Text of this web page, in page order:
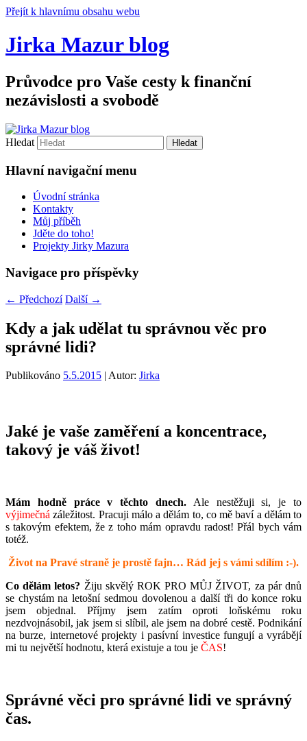
Přejít k hlavnímu obsahu webu
Jirka Mazur blog
Průvodce pro Vaše cesty k finanční
nezávislosti a svobodě
Hledat
Hlavní navigační menu
Úvodní stránka
Kontakty
Můj příběh
Jděte do toho!
Projekty Jirky Mazura
Navigace pro příspěvky
← Předchozí Další →
Kdy a jak udělat tu správnou věc pro
správné lidi?
Publikováno 5.5.2015 | Autor: Jirka
Jaké je vaše zaměření a koncentrace,
takový je váš život!
Mám hodně práce v těchto dnech. Ale nestěžuji si, je to
výjimečná záležitost. Pracuji málo a dělám to, co mě baví a dělám to
s takovým efektem, že z toho mám opravdu radost! Přál bych vám
totéž.
Život na Pravé straně je prostě fajn… Rád jej s vámi sdílím :-).
Co dělám letos? Žiju skvělý ROK PRO MŮJ ŽIVOT, za pár dnů
se chystám na letošní sedmou dovolenou a další tři do konce roku
jsem objednal. Příjmy jsem zatím oproti loňskému roku
nezdvojnásobil, jak jsem si slíbil, ale jsem na dobré cestě. Podnikání
na burze, internetové projekty i pasívní investice fungují a vyrábějí
mi tu největší hodnotu, která existuje a tou je ČAS!
Správné věci pro správné lidi ve správný
čas.